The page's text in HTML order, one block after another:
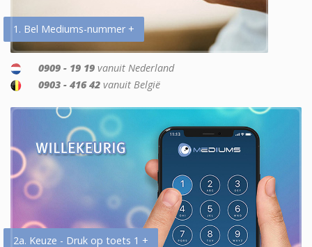
1. Bel Mediums-nummer +
0909 - 19 19 vanuit Nederland
0903 - 416 42 vanuit België
2a. Keuze - Druk op toets 1 +